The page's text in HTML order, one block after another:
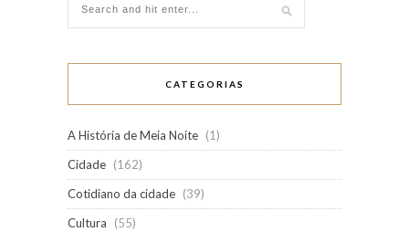
CATEGORIAS
A História de Meia Noite (1)
Cidade (162)
Cotidiano da cidade (39)
Cultura
(55)